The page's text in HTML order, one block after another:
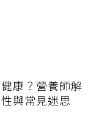
康？營養師解
與常見迷思